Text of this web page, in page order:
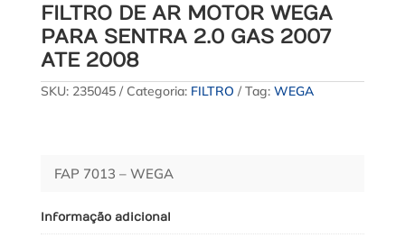
FILTRO DE AR MOTOR WEGA
PARA SENTRA 2.0 GAS 2007
ATE 2008
SKU: 235045 Categoria: FILTRO Tag: WEGA
FAP 7013 – WEGA
Informação adicional